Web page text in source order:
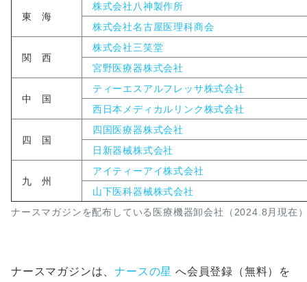
ナースマガジンを配布している医療機器卸会社（2024.8月現在
東 海
株式会社八神製作所
株式会社名古屋医理科商会
関 西
株式会社三笑堂
宮野医療器株式会社
中 国
ティーエスアルフレッサ株式会社
西日本メディカルリンク株式会社
四 国
四国医療器株式会社
日新器械株式会社
九 州
アイティーアイ株式会社
山下医科器械株式会社
ナースマガジンは、ナースの星 へ会員登録（無料）を